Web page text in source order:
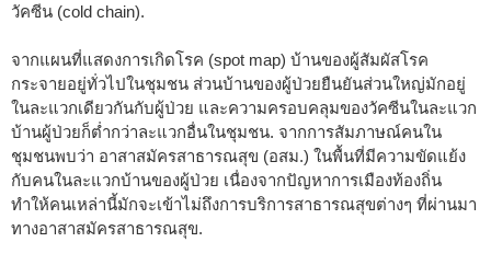
วัคซีน (cold chain).
จากแผนที่แสดงการเกิดโรค (spot map) บ้านของผู้สัมผัสโรค
กระจายอยู่ทั่วไปในชุมชน ส่วนบ้านของผู้ป่วยยืนยันส่วนใหญ่มักอยู่
ในละแวกเดียวกันกับผู้ป่วย และความครอบคลุมของวัคซีนในละแวก
บ้านผู้ป่วยก็ต่ำกว่าละแวกอื่นในชุมชน. จากการสัมภาษณ์คนใน
ชุมชนพบว่า อาสาสมัครสาธารณสุข (อสม.) ในพื้นที่มีความขัดแย้ง
กับคนในละแวกบ้านของผู้ป่วย เนื่องจากปัญหาการเมืองท้องถิ่น
ทำให้คนเหล่านี้มักจะเข้าไม่ถึงการบริการสาธารณสุขต่างๆ ที่ผ่านมา
ทางอาสาสมัครสาธารณสุข.